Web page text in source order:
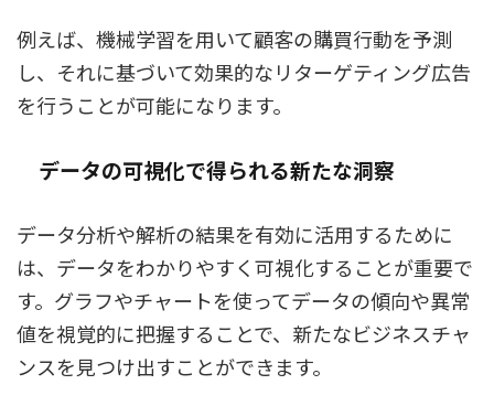
例えば、機械学習を用いて顧客の購買行動を予測
し、それに基づいて効果的なリターゲティング広告
を行うことが可能になります。
データの可視化で得られる新たな洞察
データ分析や解析の結果を有効に活用するために
は、データをわかりやすく可視化することが重要で
す。グラフやチャートを使ってデータの傾向や異常
値を視覚的に把握することで、新たなビジネスチャ
ンスを見つけ出すことができます。